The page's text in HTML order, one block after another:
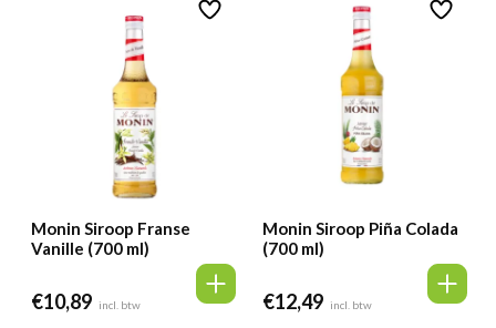
Monin Siroop Franse
Vanille (700 ml)
€10,89 incl. btw
Monin Siroop Piña Colada
(700 ml)
€12,49 incl. btw